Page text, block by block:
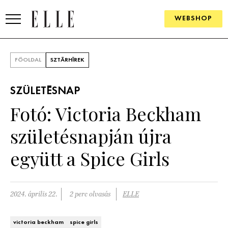
WEBSHOP
SZÉPSÉG
PSZICHÉ
ÉLETMÓD
PÁRKAPCSOLAT
FŐOLDAL SZTÁRHÍREK
SZÜLETÉSNAP
Fotó: Victoria Beckham
születésnapján újra
együtt a Spice Girls
2024. április 22. 2 perc olvasás ELLE
victoria beckham spice girls